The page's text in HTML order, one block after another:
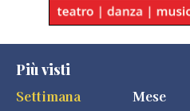
Più visti
Settimana
Mese